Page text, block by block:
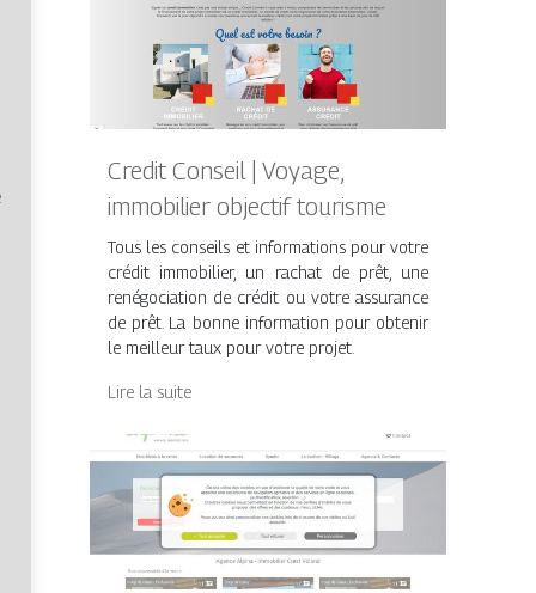
Credit Conseil | Voyage,
immobilier objectif tourisme
Tous les conseils et informations pour votre
crédit immobilier, un rachat de prêt, une
renégociation de crédit ou votre assurance
de prêt. La bonne information pour obtenir
le meilleur taux pour votre projet.
Lire la suite